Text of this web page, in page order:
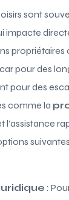
sont
impacte
propriétaires
pour des
pour des
comme la
l’assistance
: